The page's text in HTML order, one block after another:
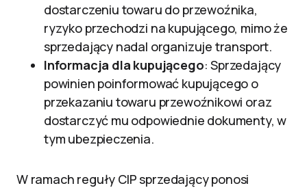
dostarczeniu towaru do przewoźnika,
ryzyko przechodzi na kupującego, mimo że
sprzedający nadal organizuje transport.
Informacja dla kupującego: Sprzedający
powinien poinformować kupującego o
przekazaniu towaru przewoźnikowi oraz
dostarczyć mu odpowiednie dokumenty, w
tym ubezpieczenia.
W ramach reguły CIP sprzedający ponosi